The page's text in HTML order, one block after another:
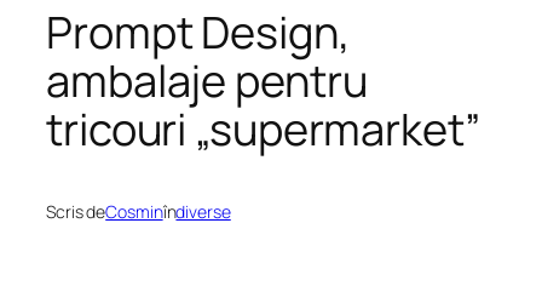
Prompt Design,
ambalaje pentru
tricouri „supermarket”
Scris deCosminîndiverse